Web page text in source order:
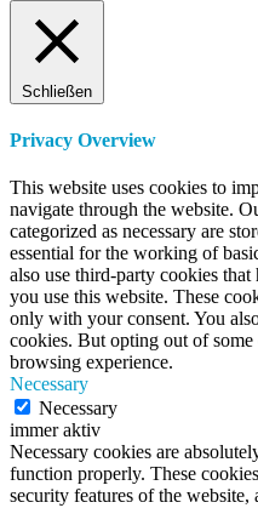
Schließen
Privacy Overview
This website uses cookies to
navigate through the website.
categorized as necessary are
essential for the working of
also use third-party cookies
you use this website. These
only with your consent. You
cookies. But opting out of
browsing experience.
Necessary
Necessary
immer aktiv
Necessary cookies are
function properly. These
security features of the website,